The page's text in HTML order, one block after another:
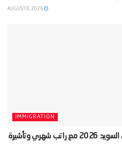
IMMIGRATION
‫فرصة تطوع ممولة بالكامل في السويد 2026 مع راتب شهري وتأشيرة